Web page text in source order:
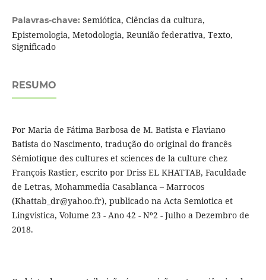
Palavras-chave: Semiótica, Ciências da cultura,
Epistemologia, Metodologia, Reunião federativa, Texto,
Significado
RESUMO
Por Maria de Fátima Barbosa de M. Batista e Flaviano
Batista do Nascimento, tradução do original do francês
Sémiotique des cultures et sciences de la culture chez
François Rastier, escrito por Driss EL KHATTAB, Faculdade
de Letras, Mohammedia Casablanca – Marrocos
(Khattab_dr@yahoo.fr), publicado na Acta Semiotica et
Lingvistica, Volume 23 - Ano 42 - Nº2 - Julho a Dezembro de
2018.